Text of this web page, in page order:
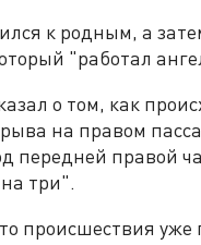
к родным, а
"работал
о том, как
на правом
передней правой
три".
происшествия